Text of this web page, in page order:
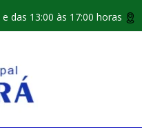
das 13:00 às 17:00 horas